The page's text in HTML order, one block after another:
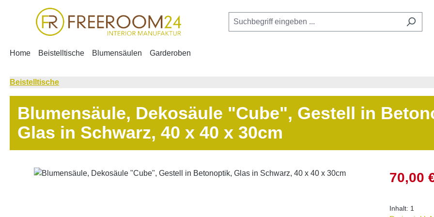
Hauptinhalt springen
Zur Suche springen
Zur Hauptnavigation springen
Home Beistelltische Blumensäulen Garderoben
Beistelltische
Blumensäule, Dekosäule "Cube", Gestell in
Glas in Schwarz, 40 x 40 x 30cm
Bildergalerie überspringen 70,00
Inhalt: 1